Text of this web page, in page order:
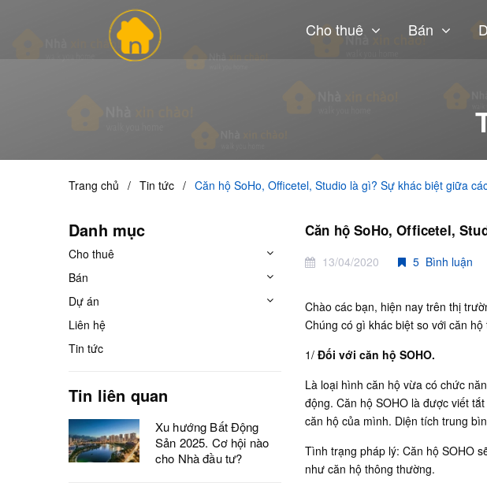
Cho thuê Bán
Trang chủ / Tin tức / Căn hộ SoHo, Officetel, Studio là gì? Sự khác biệt giữa
Căn hộ SoHo, Officetel,
13/04/2020 5 Bình luận
Chào các bạn, hiện nay trên thị
Chúng có gì khác biệt so với căn
1/ Đối với căn hộ SOHO.
Là loại hình căn hộ vừa có chức
động. Căn hộ SOHO là được viết tắt
căn hộ của mình. Diện tích trung
Tình trạng pháp lý: Căn hộ SOHO
như căn hộ thông thường.
Danh mục
Cho thuê
Bán
Dự án
Liên hệ
Tin tức
Tin liên quan
Xu hướng Bất Động
Sản 2025. Cơ hội nào
cho Nhà đầu tư?